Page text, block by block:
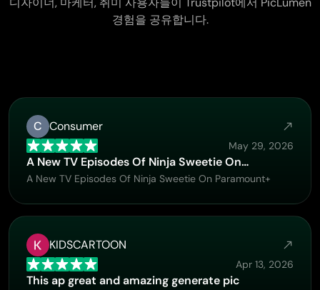
경험을 공유합니다.
C Consumer
May 29, 2026
A New TV Episodes Of Ninja Sweetie On…
A New TV Episodes Of Ninja Sweetie On Paramount+
KIDSCARTOON
Apr 13, 2026
This ap great and amazing generate pic